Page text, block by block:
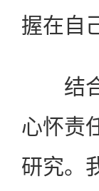
握在自
结合
心怀责
研究。